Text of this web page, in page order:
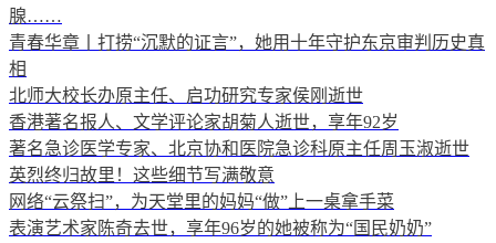
腺……
青春华章丨打捞“沉默的证言”，她用十年守护东京审判历史真
相
北师大校长办原主任、启功研究专家侯刚逝世
香港著名报人、文学评论家胡菊人逝世，享年92岁
著名急诊医学专家、北京协和医院急诊科原主任周玉淑逝世
英烈终归故里！这些细节写满敬意
网络“云祭扫”，为天堂里的妈妈“做”上一桌拿手菜
表演艺术家陈奇去世，享年96岁的她被称为“国民奶奶”